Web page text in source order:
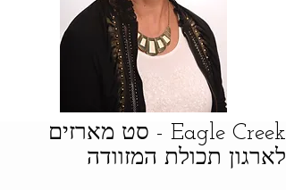
Eagle Creek - סט מארזים
לארגון תכולת המזוודה